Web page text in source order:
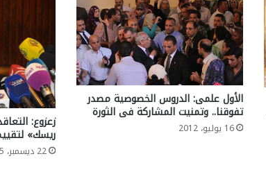
الأول علمى: الدروس الخصوصية مصدر
تفوقنا.. وتمنيت المشاركة فى الثورة
16 يوليو، 2012 زعزوع:
ريسك»
22 ديسمبر، 2015